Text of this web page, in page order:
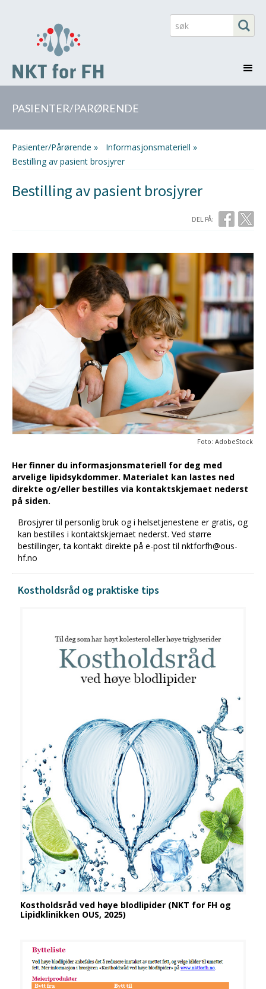
PASIENTER/PARØRENDE
Pasienter/Pårørende »
Informasjonsmateriell »
Bestilling av pasient brosjyrer
Bestilling av pasient brosjyrer
DEL PÅ:
Foto: AdobeStock
Her finner du informasjonsmateriell for deg med
arvelige lipidsykdommer. Materialet kan lastes ned
direkte og/eller bestilles via kontaktskjemaet nederst
på siden.
Brosjyrer til personlig bruk og i helsetjenestene er gratis, og
kan bestilles i kontaktskjemaet nederst. Ved større
bestillinger, ta kontakt direkte på e-post til nktforfh@ous-
hf.no
Kostholdsråd og praktiske tips
Kostholdsråd ved høye blodlipider (NKT for FH og
Lipidklinikken OUS, 2025)